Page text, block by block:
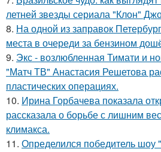
летней звезды сериала "Клон"
8. На одной из заправок
места в очереди за бензином
9. Экс - возлюбленная Тимати и
"Матч ТВ" Анастасия Решетова
пластических операциях.
10. Ирина Горбачева показала
рассказала о борьбе с лишним
климакса.
11. Определился победитель шоу